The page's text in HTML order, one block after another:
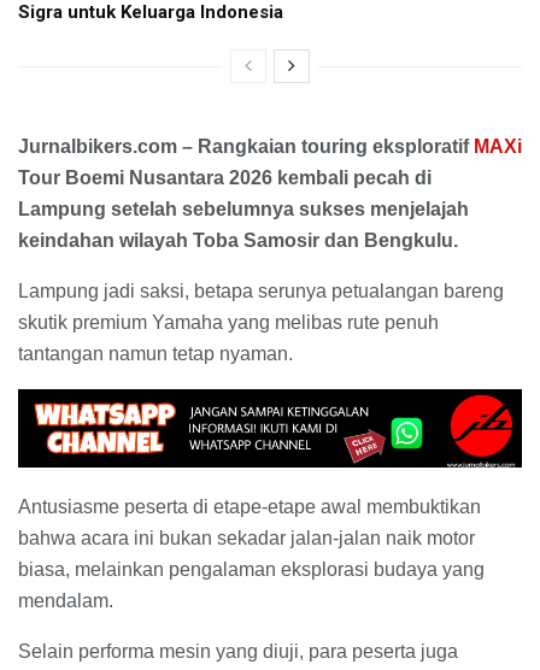
Sigra untuk Keluarga Indonesia
Jurnalbikers.com – Rangkaian touring eksploratif MAXi
Tour Boemi Nusantara 2026 kembali pecah di
Lampung setelah sebelumnya sukses menjelajah
keindahan wilayah Toba Samosir dan Bengkulu.
Lampung jadi saksi, betapa serunya petualangan bareng
skutik premium Yamaha yang melibas rute penuh
tantangan namun tetap nyaman.
​Antusiasme peserta di etape-etape awal membuktikan
bahwa acara ini bukan sekadar jalan-jalan naik motor
biasa, melainkan pengalaman eksplorasi budaya yang
mendalam.
Selain performa mesin yang diuji, para peserta juga